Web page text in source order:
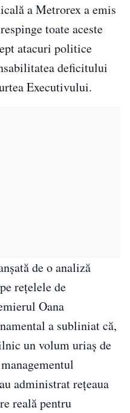
a Metrorex a emis
toate aceste
atacuri politice
deficitului
Executivului.
de o analiză
rețelele de
Oana
a subliniat că,
un volum uriaș de
administrat rețeaua
reală pentru